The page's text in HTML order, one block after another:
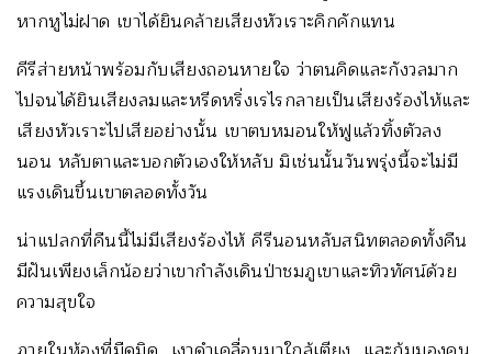
หากหูไม่ฝาด เขาได้ยินคล้ายเสียงหัวเราะคิกคักแทน
คีรีส่ายหน้าพร้อมกับเสียงถอนหายใจ ว่าตนคิดและกังวลมาก
ไปจนได้ยินเสียงลมและหรีดหริ่งเรไรกลายเป็นเสียงร้องไห้และ
เสียงหัวเราะไปเสียอย่างนั้น เขาตบหมอนให้ฟูแล้วทิ้งตัวลง
นอน หลับตาและบอกตัวเองให้หลับ มิเช่นนั้นวันพรุ่งนี้จะไม่มี
แรงเดินขึ้นเขาตลอดทั้งวัน
น่าแปลกที่คืนนี้ไม่มีเสียงร้องไห้ คีรีนอนหลับสนิทตลอดทั้งคืน
มีฝันเพียงเล็กน้อยว่าเขากำลังเดินป่าชมภูเขาและทิวทัศน์ด้วย
ความสุขใจ